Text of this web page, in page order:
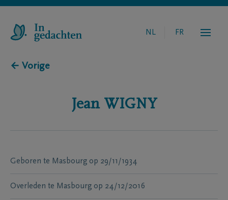
NL FR
← Vorige
Jean WIGNY
Geboren te Masbourg op 29/11/1934
Overleden te Masbourg op 24/12/2016